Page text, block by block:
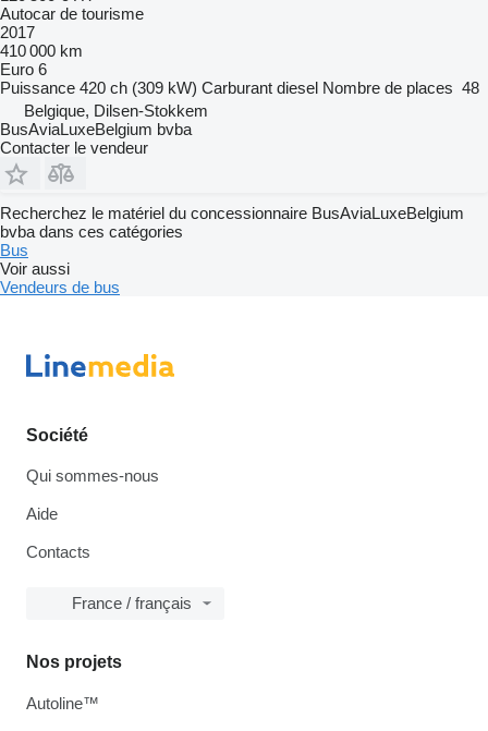
Autocar de tourisme
2017
410 000 km
Euro 6
Puissance 420 ch (309 kW) Carburant diesel Nombre de places 48
Belgique, Dilsen-Stokkem
BusAviaLuxeBelgium bvba
Contacter le vendeur
Recherchez le matériel du concessionnaire BusAviaLuxeBelgium
bvba dans ces catégories
Bus
Voir aussi
Vendeurs de bus
Société
Qui sommes-nous
Aide
Contacts
France / français
Nos projets
Autoline™